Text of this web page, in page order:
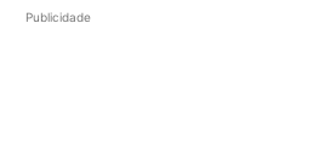
Publicidade